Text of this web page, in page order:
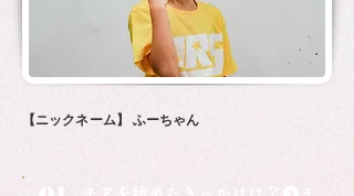
【ニックネーム】 ふーちゃん